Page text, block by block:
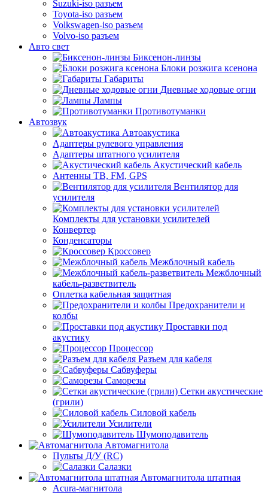
Suzuki-iso разъем
Toyota-iso разъем
Volkswagen-iso разъем
Volvo-iso разъем
Авто свет
Биксенон-линзы
Блоки розжига ксенона
Габариты
Дневные ходовые огни
Лампы
Противотуманки
Автозвук
Автоакустика
Адаптеры рулевого управления
Адаптеры штатного усилителя
Акустический кабель
Антенны ТВ, FM, GPS
Вентилятор для
усилителя
Комплекты для установки усилителей
Конвертер
Конденсаторы
Кроссовер
Межблочный кабель
Межблочный
кабель-разветвитель
Оплетка кабельная защитная
Предохранители и
колбы
Проставки под
акустику
Процессор
Разъем для кабеля
Сабвуферы
Саморезы
Сетки акустические
(грили)
Силовой кабель
Усилители
Шумоподавитель
Автомагнитола
Пульты Д/У (RC)
Салазки
Автомагнитола штатная
Acura-магнитола